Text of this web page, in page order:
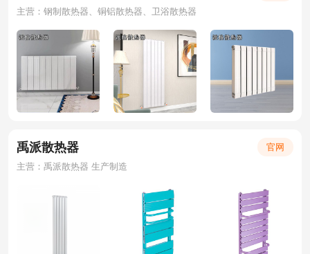
主营：钢制散热器、铜铝散热器、卫浴散热器
禹派散热器
官网
主营：禹派散热器 生产制造